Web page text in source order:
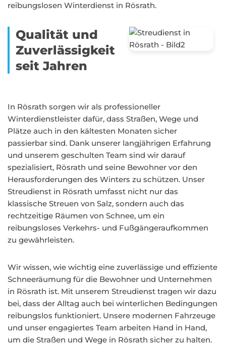
reibungslosen Winterdienst in Rösrath.
Qualität und
Zuverlässigkeit
seit Jahren
In Rösrath sorgen wir als professioneller
Winterdienstleister dafür, dass Straßen, Wege und
Plätze auch in den kältesten Monaten sicher
passierbar sind. Dank unserer langjährigen Erfahrung
und unserem geschulten Team sind wir darauf
spezialisiert, Rösrath und seine Bewohner vor den
Herausforderungen des Winters zu schützen. Unser
Streudienst in Rösrath umfasst nicht nur das
klassische Streuen von Salz, sondern auch das
rechtzeitige Räumen von Schnee, um ein
reibungsloses Verkehrs- und Fußgängeraufkommen
zu gewährleisten.
Wir wissen, wie wichtig eine zuverlässige und effiziente
Schneeräumung für die Bewohner und Unternehmen
in Rösrath ist. Mit unserem Streudienst tragen wir dazu
bei, dass der Alltag auch bei winterlichen Bedingungen
reibungslos funktioniert. Unsere modernen Fahrzeuge
und unser engagiertes Team arbeiten Hand in Hand,
um die Straßen und Wege in Rösrath sicher zu halten.